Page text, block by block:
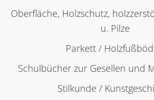
NACHSCHLAGEWERKE
Oberfläche, Holzschutz,
u. Pilze
Parkett /
Schulbücher zur Gesellen und
Stilkunde /